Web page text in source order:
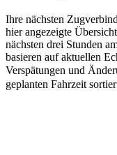
Ihre nächsten
hier angezeigte
nächsten drei Stunden
basieren auf aktuellen
Verspätungen und
geplanten Fahrzeit